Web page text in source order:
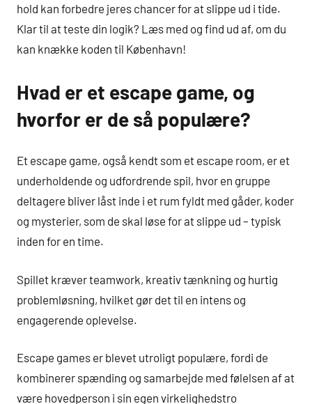
hold kan forbedre jeres chancer for at slippe ud i tide.
Klar til at teste din logik? Læs med og find ud af, om du
kan knække koden til København!
Hvad er et escape game, og
hvorfor er de så populære?
Et escape game, også kendt som et escape room, er et
underholdende og udfordrende spil, hvor en gruppe
deltagere bliver låst inde i et rum fyldt med gåder, koder
og mysterier, som de skal løse for at slippe ud – typisk
inden for en time.
Spillet kræver teamwork, kreativ tænkning og hurtig
problemløsning, hvilket gør det til en intens og
engagerende oplevelse.
Escape games er blevet utroligt populære, fordi de
kombinerer spænding og samarbejde med følelsen af at
være hovedperson i sin egen virkelighedstro